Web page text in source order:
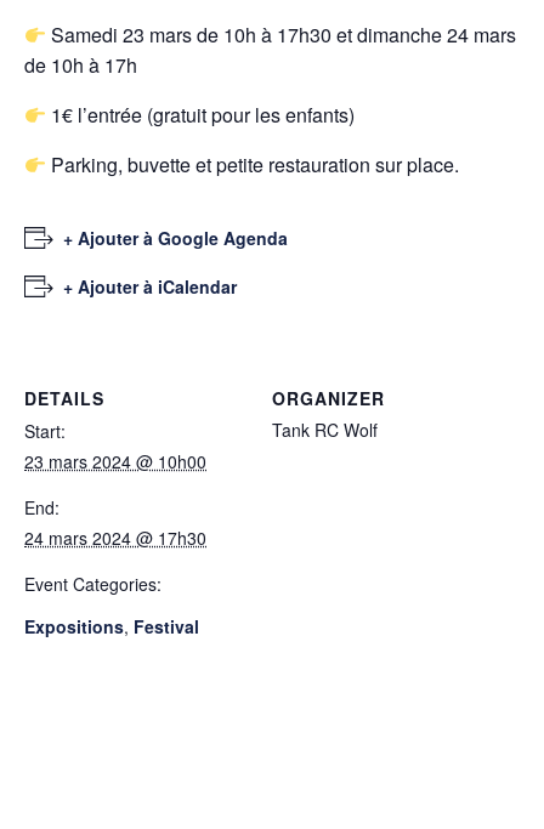
Samedi 23 mars de 10h à 17h30 et dimanche 24 mars
de 10h à 17h
1€ l’entrée (gratuit pour les enfants)
Parking, buvette et petite restauration sur place.
+ Ajouter à Google Agenda
+ Ajouter à iCalendar
DETAILS
Start:
23 mars 2024 @ 10h00
End:
24 mars 2024 @ 17h30
Event Categories:
Expositions, Festival
ORGANIZER
Tank RC Wolf